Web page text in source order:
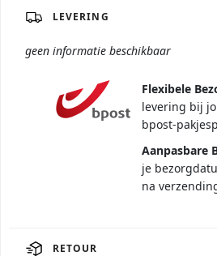
LEVERING
geen informatie beschikbaar
Flexibele
levering bij
bpost-
Aanpasbare
je
na
RETOUR